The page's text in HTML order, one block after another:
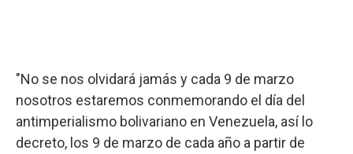
"No se nos olvidará jamás y cada 9 de marzo
nosotros estaremos conmemorando el día del
antimperialismo bolivariano en Venezuela, así lo
decreto, los 9 de marzo de cada año a partir de